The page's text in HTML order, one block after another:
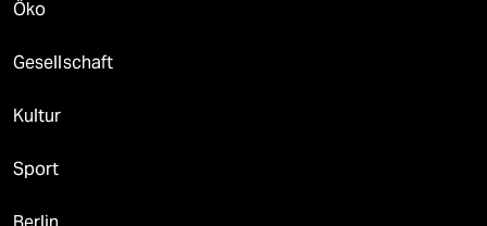
Öko
Gesellschaft
Kultur
Sport